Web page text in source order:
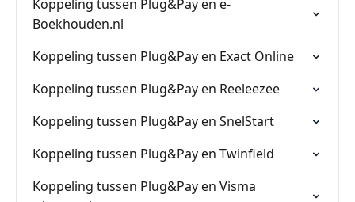
Koppeling tussen Plug&Pay en e-
Boekhouden.nl
Koppeling tussen Plug&Pay en Exact Online
Koppeling tussen Plug&Pay en Reeleezee
Koppeling tussen Plug&Pay en SnelStart
Koppeling tussen Plug&Pay en Twinfield
Koppeling tussen Plug&Pay en Visma